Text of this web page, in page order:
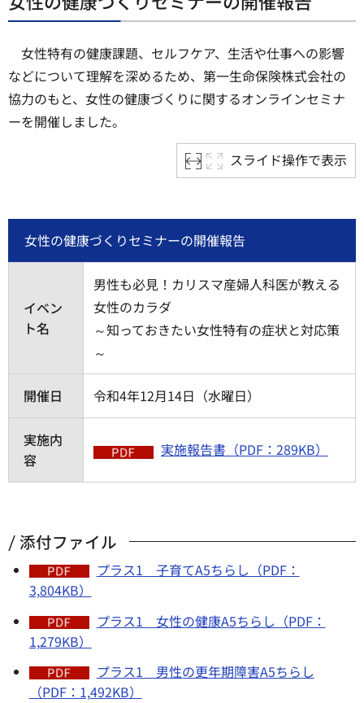
女性特有の健康課題、セルフケア、生活や仕事への影響
などについて理解を深めるため、第一生命保険株式会社の
協力のもと、女性の健康づくりに関するオンラインセミナ
ーを開催しました。
スライド操作で表示
女性の健康づくりセミナーの開催報告
イベン
ト名
男性も必見！カリスマ産婦人科医が教える
女性のカラダ
～知っておきたい女性特有の症状と対応策
～
開催日 令和4年12月14日（水曜日）
実施内
容
実施報告書（PDF：289KB）
添付ファイル
プラス1 子育てA5ちらし（PDF：
3,804KB）
プラス1 女性の健康A5ちらし（PDF：
1,279KB）
プラス1 男性の更年期障害A5ちらし
（PDF：1,492KB）